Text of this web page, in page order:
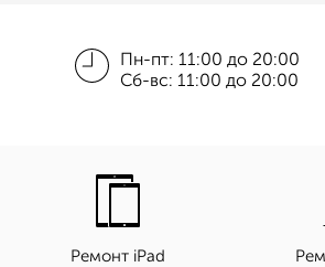
Пн-пт: 11:00 до 20:00
Сб-вс: 11:00 до 20:00
Ремонт iPad